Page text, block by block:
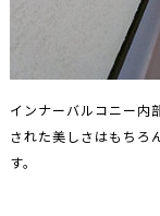
インナーバルコニー内
された美しさはもちろ
す。